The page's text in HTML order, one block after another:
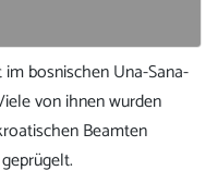
bosnischen Una-Sana-
von ihnen wurden
Beamten